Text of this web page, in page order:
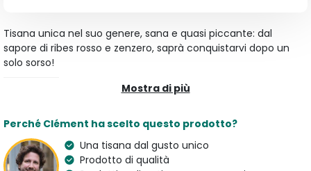
Tisana unica nel suo genere, sana e quasi piccante: dal
sapore di ribes rosso e zenzero, saprà conquistarvi dopo un
solo sorso!
Tisane
Ribes Rosso e Zenzero
Origine
Italia
Paese dell'artigiano
Mostra di più
Perché Clément ha scelto questo prodotto?
Una tisana dal gusto unico
Prodotto di qualità